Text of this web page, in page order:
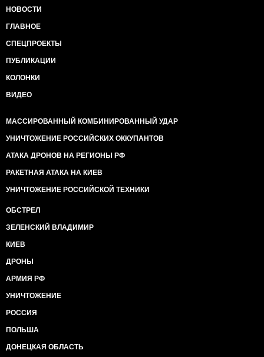
НОВОСТИ
ГЛАВНОЕ
СПЕЦПРОЕКТЫ
ПУБЛИКАЦИИ
КОЛОНКИ
ВИДЕО
МАССИРОВАННЫЙ КОМБИНИРОВАННЫЙ УДАР
УНИЧТОЖЕНИЕ РОССИЙСКИХ ОККУПАНТОВ
АТАКА ДРОНОВ НА РЕГИОНЫ РФ
РАКЕТНАЯ АТАКА НА КИЕВ
УНИЧТОЖЕНИЕ РОССИЙСКОЙ ТЕХНИКИ
ОБСТРЕЛ
ЗЕЛЕНСКИЙ ВЛАДИМИР
КИЕВ
ДРОНЫ
АРМИЯ РФ
УНИЧТОЖЕНИЕ
РОССИЯ
ПОЛЬША
ДОНЕЦКАЯ ОБЛАСТЬ